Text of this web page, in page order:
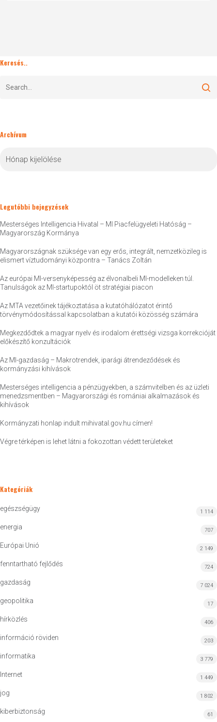
Keresés..
Archívum
Legutóbbi bejegyzések
Mesterséges Intelligencia Hivatal – MI Piacfelügyeleti Hatóság –
Magyarország Kormánya
Magyarországnak szüksége van egy erős, integrált, nemzetközileg is
elismert víztudományi központra – Tanács Zoltán
Az európai MI-versenyképesség az élvonalbeli MI-modelleken túl.
Tanulságok az MI-startupoktól öt stratégiai piacon
Az MTA vezetőinek tájékoztatása a kutatóhálózatot érintő
törvénymódosítással kapcsolatban a kutatói közösség számára
Megkezdődtek a magyar nyelv és irodalom érettségi vizsga korrekcióját
előkészítő konzultációk
Az MI-gazdaság – Makrotrendek, iparági átrendeződések és
kormányzási kihívások
Mesterséges intelligencia a pénzügyekben, a számvitelben és az üzleti
menedzsmentben – Magyarországi és romániai alkalmazások és
kihívások
Kormányzati honlap indult mihivatal.gov.hu címen!
Végre térképen is lehet látni a fokozottan védett területeket
Kategóriák
egészségügy 1 114
energia 707
Európai Unió 2 149
fenntartható fejlődés 724
gazdaság 7 024
geopolitika 17
hírközlés 406
információ röviden 203
informatika 3 779
Internet 1 449
jog 1 802
kiberbiztonság 61